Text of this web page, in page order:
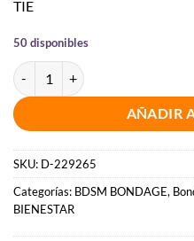
TIE
50 disponibles
BEGME - RED EDITION HOG
AÑADIR
SKU: D-229265
Categorías: BDSM BONDAGE,
BIENESTAR